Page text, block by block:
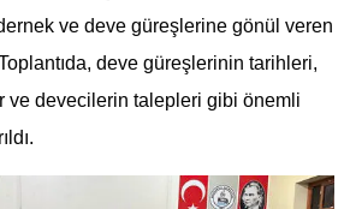
ve deve güreşlerine gönül veren
deve güreşlerinin tarihleri,
ve devecilerin talepleri gibi önemli